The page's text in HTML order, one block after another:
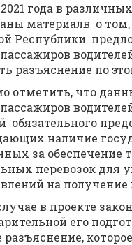
2021 года в
материалв о
Республики
разъяснение по
отметить, что
обязательного
наличие
за обеспечение
перевозок для
на
в проекте
его